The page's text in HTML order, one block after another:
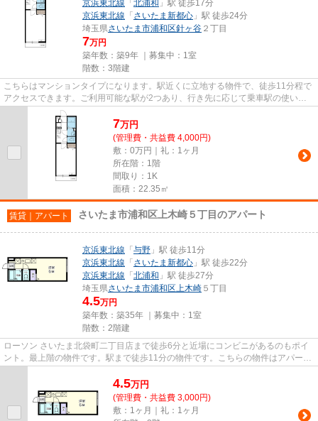
京浜東北線 「 北浦和 」駅 徒歩17分
京浜東北線 「 さいたま新都心 」駅 徒歩24分
埼玉県さいたま市浦和区針ヶ谷 ２丁目
7万円
築年数：築9年 ｜募集中： 1室
階数：3階建
こちらはマンションタイプになります。駅近くに立地する物件で、徒歩11分程で
アクセスできます。ご利用可能な駅が2つあり、行き先に応じて乗車駅の使い分
けができます。平成29年に建設...
7万円
(管理費・共益費 4,000円)
敷：0万円｜礼：1ヶ月
所在階：1階
間取り：1K
面積：22.35㎡
賃貸｜アパート さいたま市浦和区上木崎５丁目のアパート
京浜東北線 「 与野 」駅 徒歩11分
京浜東北線 「 さいたま新都心 」駅 徒歩22分
京浜東北線 「 北浦和 」駅 徒歩27分
埼玉県さいたま市浦和区上木崎 ５丁目
4.5万円
築年数：築35年 ｜募集中： 1室
階数：2階建
ローソン さいたま北袋町二丁目店まで徒歩6分と近場にコンビニがあるのもポイ
ント。最上階の物件です。駅まで徒歩11分の物件です。こちらの物件はアパート
4.5万円
(管理費・共益費 3,000円)
敷：1ヶ月｜礼：1ヶ月